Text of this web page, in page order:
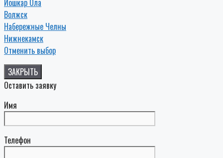
Йошкар Ола
Волжск
Набережные Челны
Нижнекамск
Отменить выбор
ЗАКРЫТЬ
Оставить заявку
Имя
Телефон